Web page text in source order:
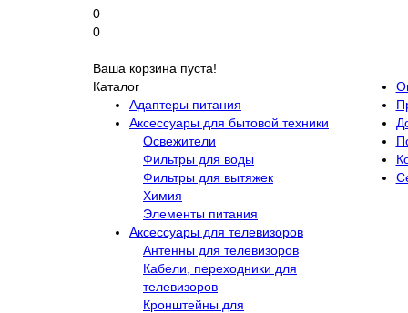
0
0
Ваша корзина пуста!
Каталог
Адаптеры питания
Аксессуары для бытовой техники
Освежители
Фильтры для воды
Фильтры для вытяжек
Химия
Элементы питания
Аксессуары для телевизоров
Антенны для телевизоров
Кабели, переходники для
телевизоров
Кронштейны для